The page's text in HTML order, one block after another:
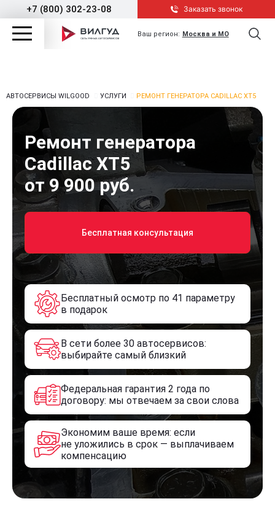
+7 (800) 302-23-08 Заказать звонок
Ваш регион: Москва и МО
АВТОСЕРВИСЫ WILGOOD УСЛУГИ РЕМОНТ ГЕНЕРАТОРА CADILLAC XT5
Ремонт генератора
Cadillac XT5
от 9 900 руб.
Бесплатная консультация
Бесплатный осмотр по 41 параметру
в подарок
В сети более 30 автосервисов:
выбирайте самый близкий
Федеральная гарантия 2 года по
договору: мы отвечаем за свои слова
Экономим ваше время: если
не уложились в срок — выплачиваем
компенсацию